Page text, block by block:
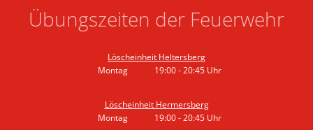
Übungszeiten der Feuerwehr
Löscheinheit Heltersberg
Montag
19:00-20:45 Uhr
Löscheinheit Hermersberg
Montag
19:00-20:45 Uhr